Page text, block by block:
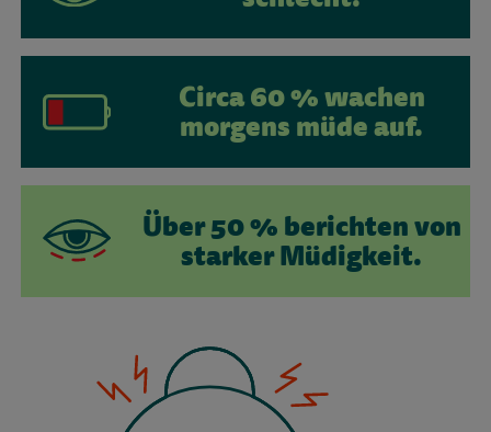
Circa 60 % wachen
morgens müde auf.
Über 50 % berichten von
starker Müdigkeit.